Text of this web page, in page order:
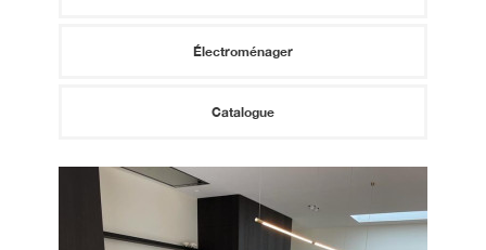
Électroménager
Catalogue